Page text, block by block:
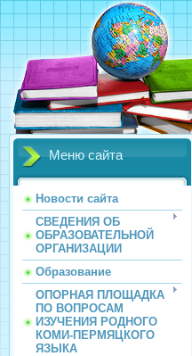
Меню сайта
Новости сайта
СВЕДЕНИЯ ОБ
ОБРАЗОВАТЕЛЬНОЙ
ОРГАНИЗАЦИИ
Образование
ОПОРНАЯ ПЛОЩАДКА
ПО ВОПРОСАМ
ИЗУЧЕНИЯ РОДНОГО
КОМИ-ПЕРМЯЦКОГО
ЯЗЫКА